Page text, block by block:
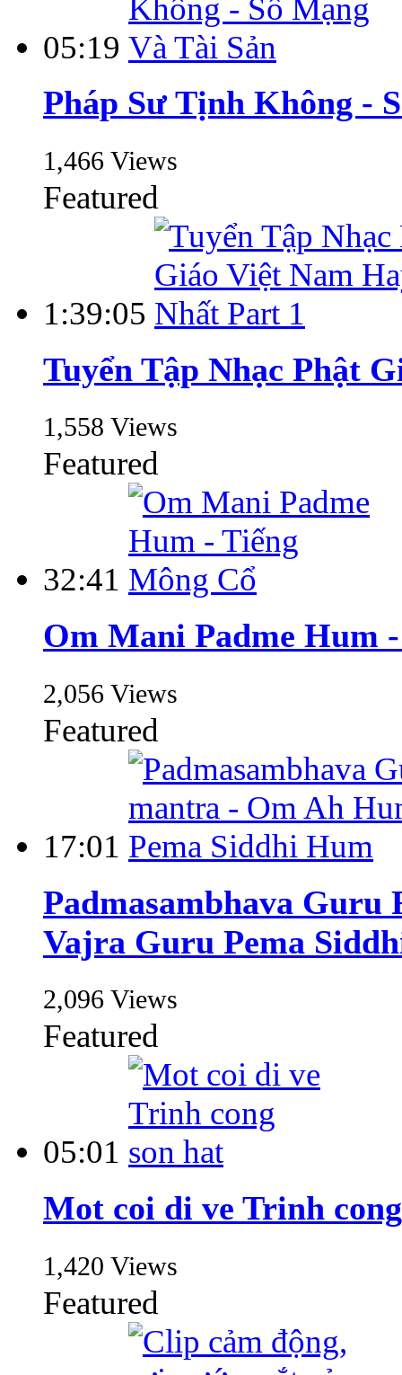
05:19
Pháp Sư Tịnh Không -
1,466 Views
Featured
1:39:05
Tuyển Tập Nhạc Phật
1,558 Views
Featured
32:41
Om Mani Padme Hum
2,056 Views
Featured
17:01
Padmasambhava
Vajra Guru Pema
2,096 Views
Featured
05:01
Mot coi di ve Trinh
1,420 Views
Featured